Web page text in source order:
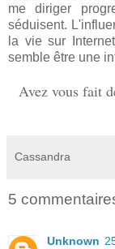
me diriger
séduisent.
la vie sur
semble être une
Avez vous fait
Cassandra
5
Unknown